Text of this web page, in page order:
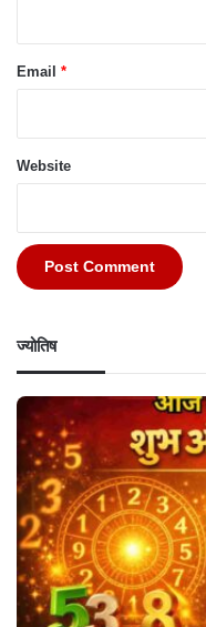
Email *
Website
ज्योतिष